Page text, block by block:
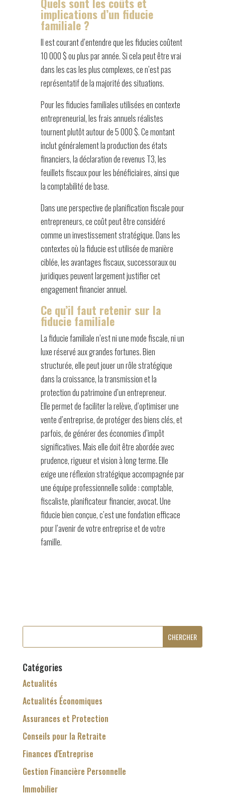
implications d’un fiducie
familiale ?
Il est courant d’entendre que les fiducies coûtent
10 000 $ ou plus par année. Si cela peut être vrai
dans les cas les plus complexes, ce n’est pas
représentatif de la majorité des situations.
Pour les fiducies familiales utilisées en contexte
entrepreneurial, les frais annuels réalistes
tournent plutôt autour de 5 000 $. Ce montant
inclut généralement la production des états
financiers, la déclaration de revenus T3, les
feuillets fiscaux pour les bénéficiaires, ainsi que
la comptabilité de base.
Dans une perspective de planification fiscale pour
entrepreneurs, ce coût peut être considéré
comme un investissement stratégique. Dans les
contextes où la fiducie est utilisée de manière
ciblée, les avantages fiscaux, successoraux ou
juridiques peuvent largement justifier cet
engagement financier annuel.
Ce qu’il faut retenir sur la
fiducie familiale
La fiducie familiale n’est ni une mode fiscale, ni un
luxe réservé aux grandes fortunes. Bien
structurée, elle peut jouer un rôle stratégique
dans la croissance, la transmission et la
protection du patrimoine d’un entrepreneur.
Elle permet de faciliter la relève, d’optimiser une
vente d’entreprise, de protéger des biens clés, et
parfois, de générer des économies d’impôt
significatives. Mais elle doit être abordée avec
prudence, rigueur et vision à long terme. Elle
exige une réflexion stratégique accompagnée par
une équipe professionnelle solide : comptable,
fiscaliste, planificateur financier, avocat. Une
fiducie bien conçue, c’est une fondation efficace
pour l’avenir de votre entreprise et de votre
famille.
Catégories
Actualités
Actualités Économiques
Assurances et Protection
Conseils pour la Retraite
Finances d'Entreprise
Gestion Financière Personnelle
Immobilier